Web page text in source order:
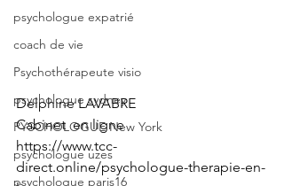
psychologue expatrié
coach de vie
Psychothérapeute visio
psychologue sydney
PYSCHOLOGUE New York
psychologue uzes
psychologue paris16
Delphine LAVABRE
Cabinet  en ligne
https://www.tcc-
direct.online/psychologue-therapie-en-